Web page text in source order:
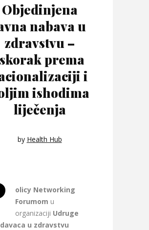
Objedinjena
nabava u
zdravstvu –
prema
i
ishodima
liječenja
by Health Hub
olicy Networking
Forumom u
organizaciji Udruge
u zdravstvu